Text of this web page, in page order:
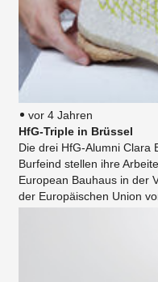
vor 4 Jahren
HfG-Triple in Brüssel
Die drei HfG-Alumni Clara
Burfeind stellen ihre
European Bauhaus in der
der Europäischen Union